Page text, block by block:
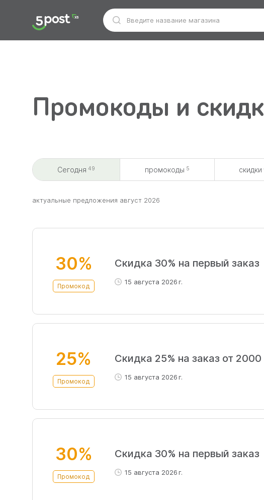
Промокоды и
Сегодня 49 промокоды 5 скидки
aктуальные предложения август 2026
30%
Промокод
Скидка 30% на первый заказ
15 августа 2026 г.
25%
Промокод
Скидка 25% на заказ от 2000
15 августа 2026 г.
30%
Промокод
Скидка 30% на первый заказ
15 августа 2026 г.